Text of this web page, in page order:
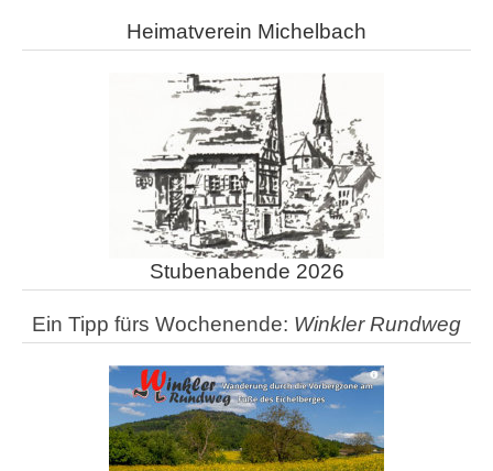
Heimatverein Michelbach
Stubenabende 2026
Ein Tipp fürs Wochenende: Winkler Rundweg